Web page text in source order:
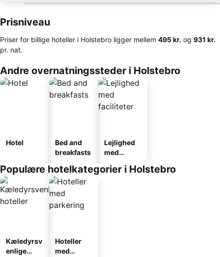
Prisniveau
Priser for billige hoteller i Holstebro ligger mellem ‎495 kr. og ‎931 kr.
pr. nat.
Andre overnatningssteder i Holstebro
Hotel
Bed and
breakfasts
Lejlighed
med
Populære hotelkategorier i Holstebro
Kæledyrsv
enlige
Hoteller
med